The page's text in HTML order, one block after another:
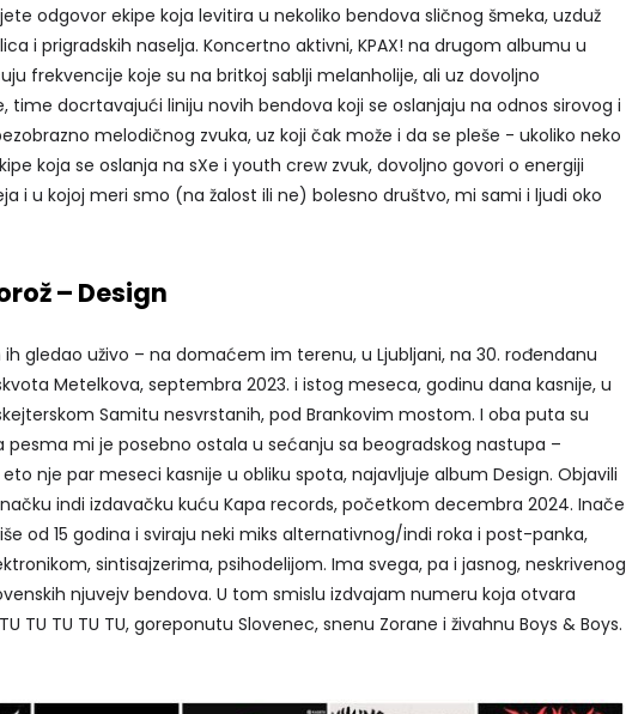
odgovor ekipe koja levitira u nekoliko bendova sličnog šmeka, uzduž
i prigradskih naselja. Koncertno aktivni, KPAX! na drugom albumu u
frekvencije koje su na britkoj sablji melanholije, ali uz dovoljno
time docrtavajući liniju novih bendova koji se oslanjaju na odnos sirovog i
melodičnog zvuka, uz koji čak može i da se pleše - ukoliko neko
koja se oslanja na sXe i youth crew zvuk, dovoljno govori o energiji
i u kojoj meri smo (na žalost ili ne) bolesno društvo, mi sami i ljudi oko
– Design
gledao uživo – na domaćem im terenu, u Ljubljani, na 30. rođendanu
Metelkova, septembra 2023. i istog meseca, godinu dana kasnije, u
Samitu nesvrstanih, pod Brankovim mostom. I oba puta su
pesma mi je posebno ostala u sećanju sa beogradskog nastupa –
eto nje par meseci kasnije u obliku spota, najavljuje album Design. Objavili
indi izdavačku kuću Kapa records, početkom decembra 2024. Inače
od 15 godina i sviraju neki miks alternativnog/indi roka i post-panka,
sintisajzerima, psihodelijom. Ima svega, pa i jasnog, neskrivenog
njuvejv bendova. U tom smislu izdvajam numeru koja otvara
TU TU TU TU, goreponutu Slovenec, snenu Zorane i živahnu Boys & Boys.